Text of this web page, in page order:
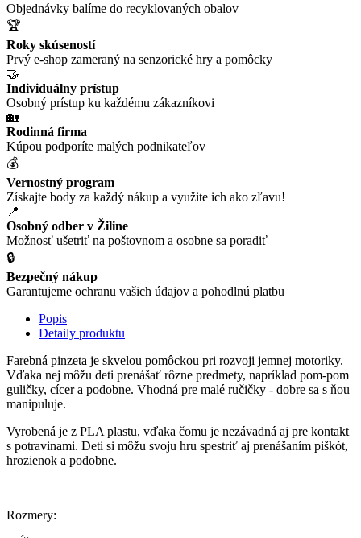
Objednávky balíme do recyklovaných obalov
🏆
Roky skúseností
Prvý e-shop zameraný na senzorické hry a pomôcky
🤝
Individuálny prístup
Osobný prístup ku každému zákazníkovi
🏡
Rodinná firma
Kúpou podporíte malých podnikateľov
💰
Vernostný program
Získajte body za každý nákup a využite ich ako zľavu!
📍
Osobný odber v Žiline
Možnosť ušetriť na poštovnom a osobne sa poradiť
🔒
Bezpečný nákup
Garantujeme ochranu vašich údajov a pohodlnú platbu
Popis
Detaily produktu
Farebná pinzeta je skvelou pomôckou pri rozvoji jemnej motoriky.
Vďaka nej môžu deti prenášať rôzne predmety, napríklad pom-pom
guličky, cícer a podobne. Vhodná pre malé ručičky - dobre sa s ňou
manipuluje.
Vyrobená je z PLA plastu, vďaka čomu je nezávadná aj pre kontakt
s potravinami. Deti si môžu svoju hru spestriť aj prenášaním piškót,
hrozienok a podobne.
Rozmery: